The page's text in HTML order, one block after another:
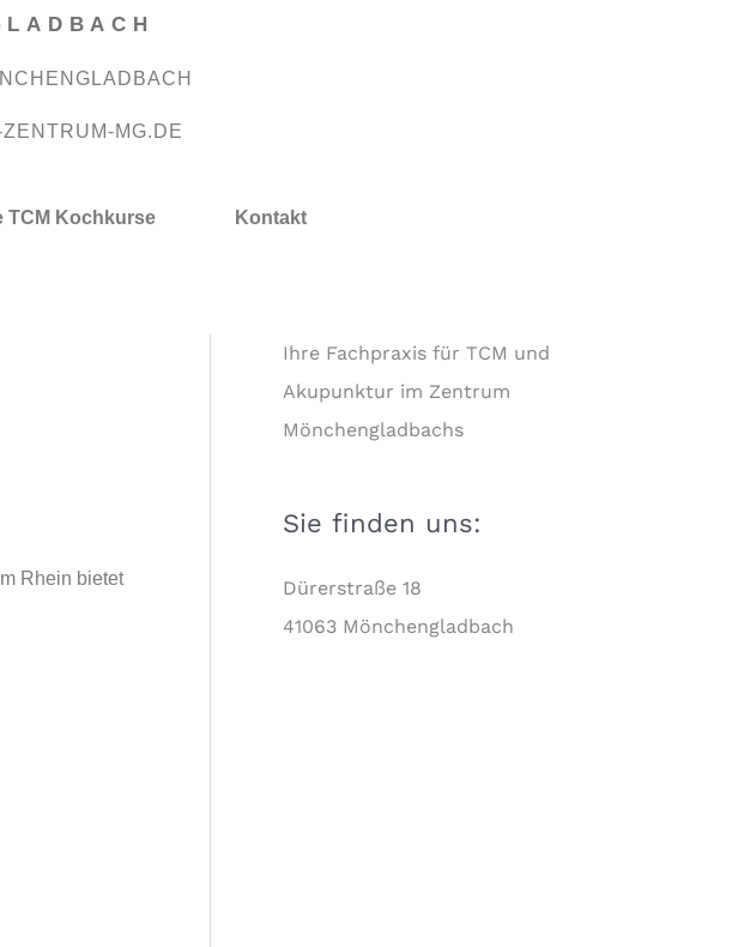
MG.DE
TCM Kochkurse Kontakt
Rhein bietet
Ihre Fachpraxis für TCM und
Akupunktur im Zentrum
Mönchengladbachs
Sie finden uns:
Dürerstraße 18
41063 Mönchengladbach